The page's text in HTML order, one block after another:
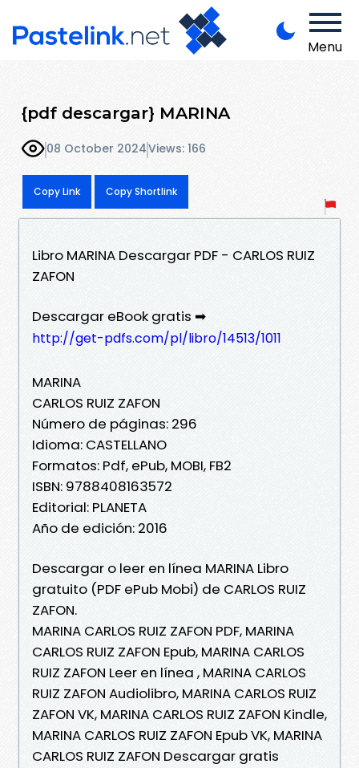
Menu
{pdf descargar} MARINA
08 October 2024Views: 166
Copy Link Copy Shortlink
Libro MARINA Descargar PDF - CARLOS RUIZ
ZAFON
Descargar eBook gratis ➡
http://get-pdfs.com/pl/libro/14513/1011
MARINA
CARLOS RUIZ ZAFON
Número de páginas: 296
Idioma: CASTELLANO
Formatos: Pdf, ePub, MOBI, FB2
ISBN: 9788408163572
Editorial: PLANETA
Año de edición: 2016
Descargar o leer en línea MARINA Libro
gratuito (PDF ePub Mobi) de CARLOS RUIZ
ZAFON.
MARINA CARLOS RUIZ ZAFON PDF, MARINA
CARLOS RUIZ ZAFON Epub, MARINA CARLOS
RUIZ ZAFON Leer en línea , MARINA CARLOS
RUIZ ZAFON Audiolibro, MARINA CARLOS RUIZ
ZAFON VK, MARINA CARLOS RUIZ ZAFON Kindle,
MARINA CARLOS RUIZ ZAFON Epub VK, MARINA
CARLOS RUIZ ZAFON Descargar gratis